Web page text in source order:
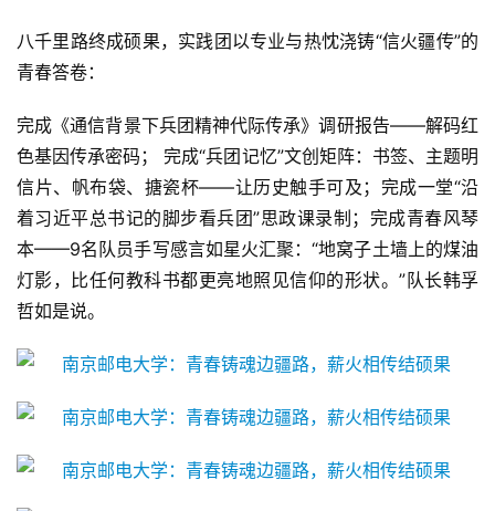
八千里路终成硕果，实践团以专业与热忱浇铸“信火疆传”的
青春答卷：
完成《通信背景下兵团精神代际传承》调研报告——解码红
色基因传承密码； 完成“兵团记忆”文创矩阵：书签、主题明
信片、帆布袋、搪瓷杯——让历史触手可及；完成一堂“沿
着习近平总书记的脚步看兵团”思政课录制；完成青春风琴
本——9名队员手写感言如星火汇聚：“地窝子土墙上的煤油
灯影，比任何教科书都更亮地照见信仰的形状。”队长韩孚
哲如是说。